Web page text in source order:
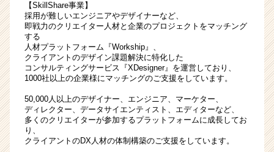
届
く
活
サ
イ
チ
ア
ャ
【SkillShare事業】
採用が難しいエンジニアやデザイナーなど、
即戦力のクリエイター人材と企業のプロジェクトをマッチング
する
人材プラットフォーム『Workship』、
クライアントのデザイン課題解決に特化した
コンサルティングサービス『XDesigner』を運営しており、
1000社以上の企業様にマッチングのご支援をしています。
50,000人以上のデザイナー、エンジニア、マーケター、
ディレクター、データサイエンティスト、エディターなど、
多くのクリエイターが参加するプラットフォームに成長してお
り、
クライアントのDX人材の体制構築のご支援をしています。